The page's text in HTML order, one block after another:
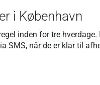
i København
inden for tre
SMS, når de er klar til